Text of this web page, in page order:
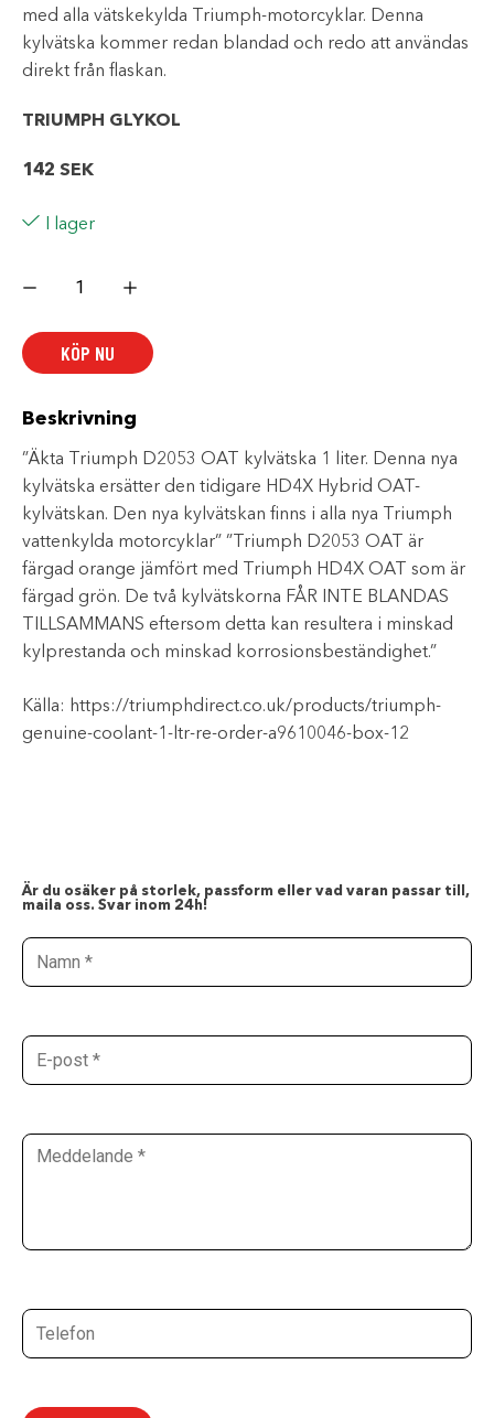
med alla vätskekylda Triumph-motorcyklar. Denna
kylvätska kommer redan blandad och redo att användas
direkt från flaskan.
TRIUMPH GLYKOL
142 SEK
I lager
COOLANT
KÖP NU
Beskrivning
”Äkta Triumph D2053 OAT kylvätska 1 liter. Denna nya
kylvätska ersätter den tidigare HD4X Hybrid OAT-
kylvätskan. Den nya kylvätskan finns i alla nya Triumph
vattenkylda motorcyklar” ”Triumph D2053 OAT är
färgad orange jämfört med Triumph HD4X OAT som är
färgad grön. De två kylvätskorna FÅR INTE BLANDAS
TILLSAMMANS eftersom detta kan resultera i minskad
kylprestanda och minskad korrosionsbeständighet.”
Källa: https://triumphdirect.co.uk/products/triumph-
genuine-coolant-1-ltr-re-order-a9610046-box-12
Är du osäker på storlek, passform eller vad varan passar till,
maila oss. Svar inom 24h!